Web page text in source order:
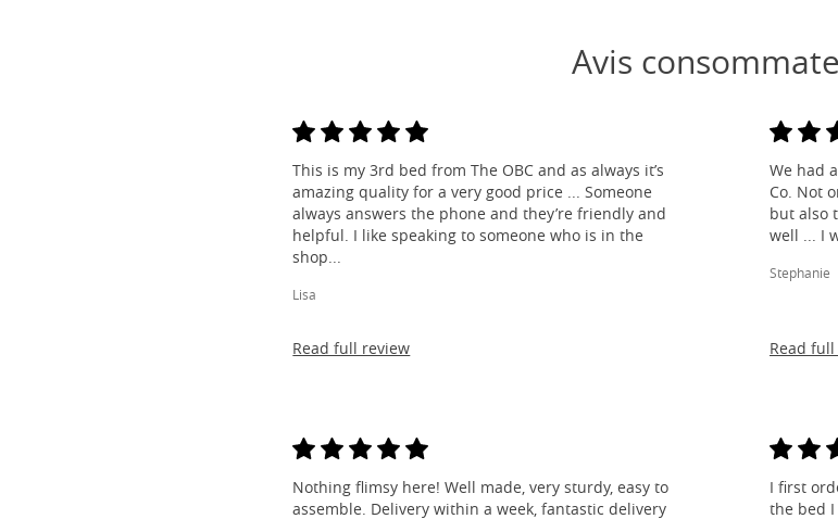
Avis
This is my 3rd bed from The OBC and as always it’s
amazing quality for a very good price ... Someone
always answers the phone and they’re friendly and
helpful. I like speaking to someone who is in the
shop...
Lisa
Read full review
We had
Co. Not
but also
well ... I
Stephanie
Read
Nothing flimsy here! Well made, very sturdy, easy to
assemble. Delivery within a week, fantastic delivery
I first
the bed I